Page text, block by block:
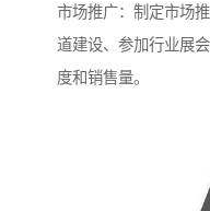
市场推广：制定市场
道建设、参加行业展
度和销售量。